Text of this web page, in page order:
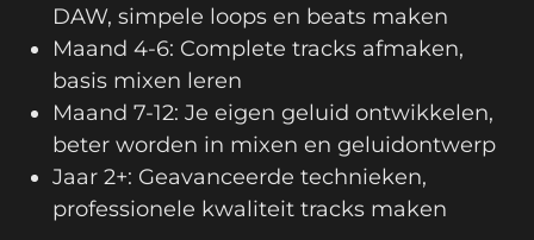
DAW, simpele loops en beats maken
Maand 4-6: Complete tracks afmaken,
basis mixen leren
Maand 7-12: Je eigen geluid ontwikkelen,
beter worden in mixen en geluidontwerp
Jaar 2+: Geavanceerde technieken,
professionele kwaliteit tracks maken